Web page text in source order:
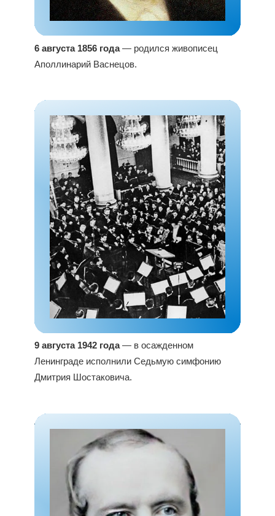
6 августа 1856 года— родился живописец
Аполлинарий Васнецов.
9 августа 1942 года— в осажденном
Ленинграде исполнили Седьмую симфонию
Дмитрия Шостаковича.